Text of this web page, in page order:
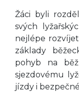
Žáci byli
svých
nejlépe
základy
pohyb na
sjezdovému
jízdy i